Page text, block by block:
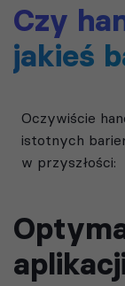
Czy
jakieś
Oczywiście
istotnych
w przyszłości: